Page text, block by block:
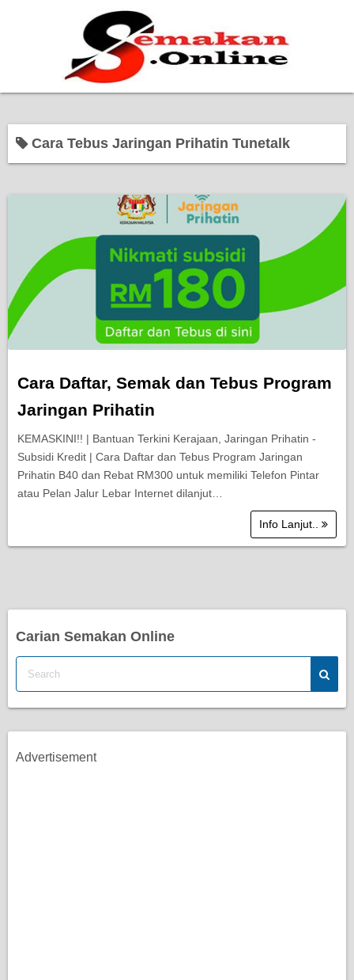
Bantuan Kerajaan
Kerja Kosong Terkini
Cara Tebus Jaringan Prihatin Tunetalk
Cara Daftar, Semak dan Tebus Program
Jaringan Prihatin
KEMASKINI!! | Bantuan Terkini Kerajaan, Jaringan Prihatin -
Subsidi Kredit | Cara Daftar dan Tebus Program Jaringan
Prihatin B40 dan Rebat RM300 untuk memiliki Telefon Pintar
atau Pelan Jalur Lebar Internet dilanjut…
Info Lanjut..
Carian Semakan Online
Advertisement